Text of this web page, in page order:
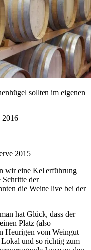
sollten im eigenen
2016
2015
wir eine Kellerführung
Schritte der
die Weine live bei der
hat Glück, dass der
Platz (also
Heurigen vom Weingut
Lokal und so richtig zum